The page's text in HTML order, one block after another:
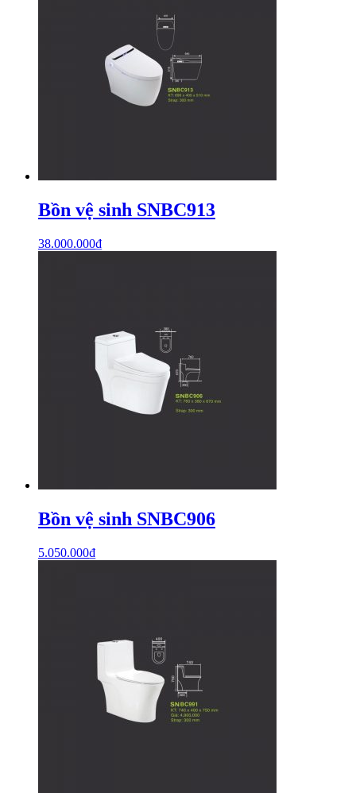
Bồn vệ sinh SNBC913
38.000.000₫
Bồn vệ sinh SNBC906
5.050.000₫